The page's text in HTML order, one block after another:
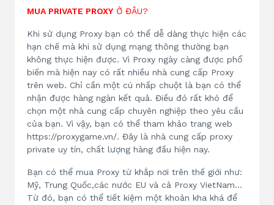
MUA PRIVATE PROXY Ở ĐÂU?
Khi sử dụng Proxy bạn có thể dễ dàng thực hiện các
hạn chế mà khi sử dụng mạng thông thường bạn
không thực hiện được. Vì Proxy ngày càng được phổ
biến mà hiện nay có rất nhiều nhà cung cấp Proxy
trên web. Chỉ cần một cú nhấp chuột là bạn có thể
nhận được hàng ngàn kết quả. Điều đó rất khó để
chọn một nhà cung cấp chuyên nghiệp theo yêu cầu
của bạn. Vì vậy, bạn có thể tham khảo trang web
https://proxygame.vn/. Đây là nhà cung cấp proxy
private uy tín, chất lượng hàng đầu hiện nay.
Bạn có thể mua Proxy từ khắp nơi trên thế giới như:
Mỹ, Trung Quốc,các nước EU và cả Proxy VietNam…
Từ đó, bạn có thể tiết kiệm một khoản kha khá để